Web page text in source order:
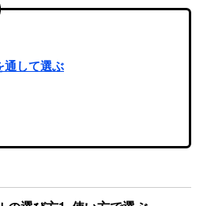
通して選ぶ